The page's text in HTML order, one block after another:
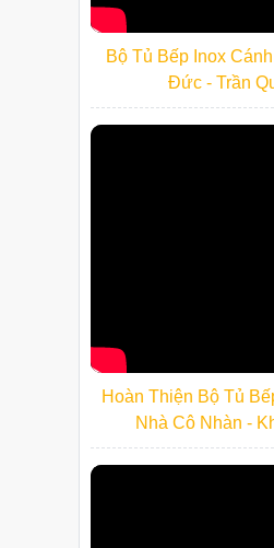
Bộ Tủ Bếp Inox
Đức - Trần
Hoàn Thiện Bộ Tủ
Nhà Cô Nhàn -